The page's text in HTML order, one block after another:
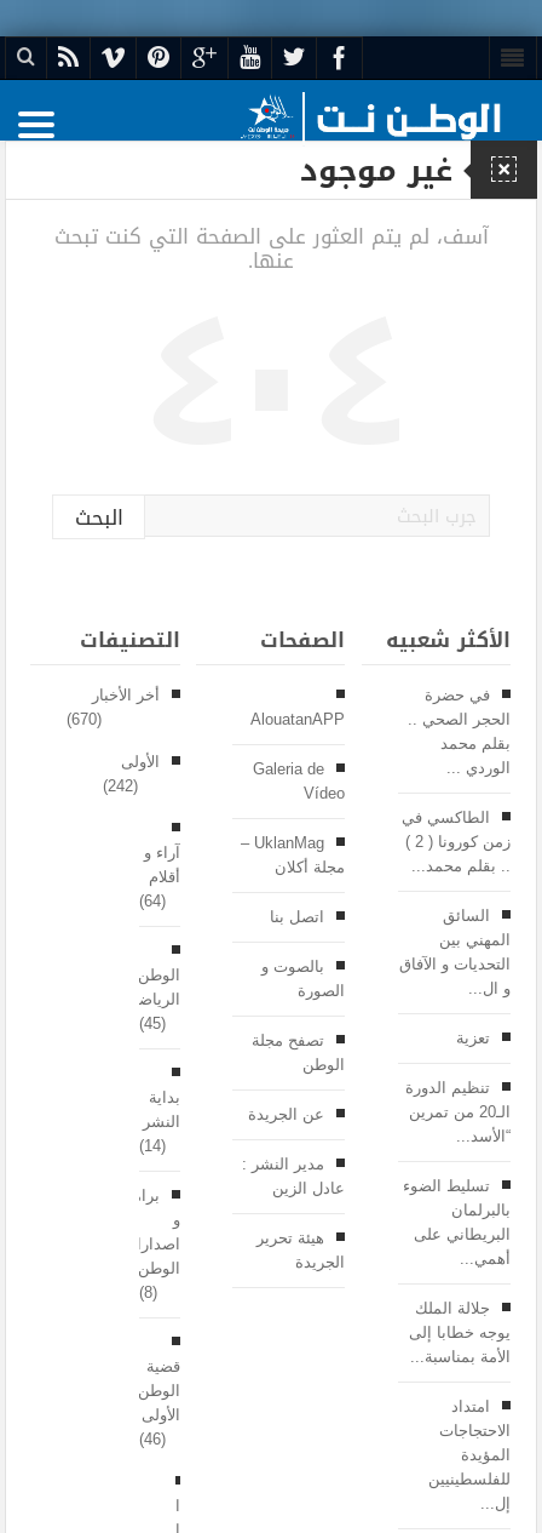
غير موجود
آسف، لم يتم العثور على الصفحة التي كنت تبحث
عنها.
٤٠٤ البحث
التصنيفات
أخر الأخبار
(670)
الأولى
(242)
آراء و
أقلام
(64)
الوطن
الرياضي
(45)
بداية
النشر
(14)
برامج
و
اصدارات
الوطن
(8)
قضية
الوطن
الأولى
(46)
الصفحات
AlouatanAPP
Galeria de
Vídeo
UklanMag –
مجلة أكلان
اتصل بنا
بالصوت و
الصورة
تصفح مجلة
الوطن
عن الجريدة
مدير النشر :
عادل الزين
هيئة تحرير
الجريدة
الأكثر شعبيه
في حضرة
الحجر الصحي ..
بقلم محمد
الوردي ...
الطاكسي في
زمن كورونا ( 2 )
.. بقلم محمد...
السائق
المهني بين
التحديات و الآفاق
و ال...
تعزية
تنظيم الدورة
الـ20 من تمرين
“الأسد...
تسليط الضوء
بالبرلمان
البريطاني على
أهمي...
جلالة الملك
يوجه خطابا إلى
الأمة بمناسبة...
امتداد
الاحتجاجات
المؤيدة
للفلسطينيين
إل...